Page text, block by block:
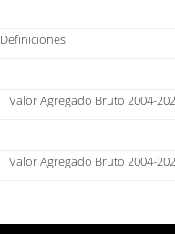
Definiciones
Valor Agregado Bruto 2004-
Valor Agregado Bruto 2004-